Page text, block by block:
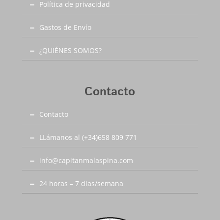
Política de privacidad
Gastos de Envío
¿QUIÉNES SOMOS?
Contacto
Contacto
LLámanos al (+34)658 809 771
info@capitanmalaspina.com
24 horas – 7 días/semana